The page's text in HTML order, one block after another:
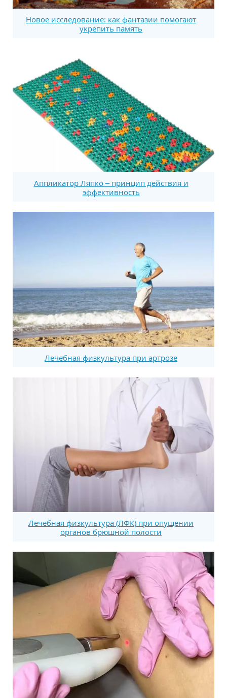
Новое исследование: как фантазии помогают
укрепить память
Аппликатор Ляпко – принцип действия и
эффективность
Лечебная физкультура при артрозе
Лечебная физкультура (ЛФК) при опущении
органов брюшной полости